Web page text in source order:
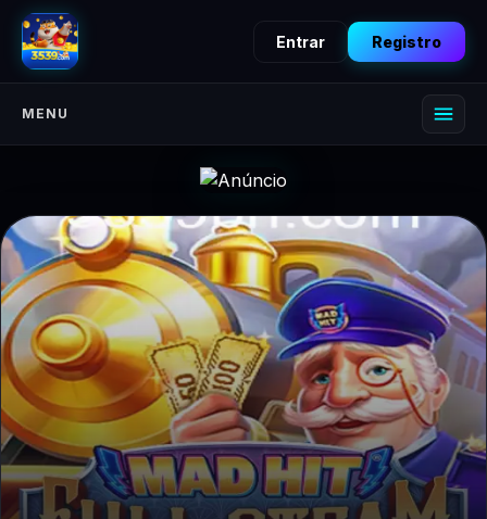
Entrar Registro
MENU